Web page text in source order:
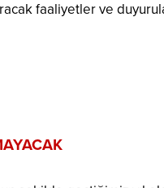
faaliyetler ve